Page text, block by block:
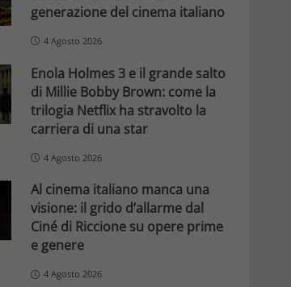
generazione del cinema italiano
4 Agosto 2026
Enola Holmes 3 e il grande salto
di Millie Bobby Brown: come la
trilogia Netflix ha stravolto la
carriera di una star
4 Agosto 2026
Al cinema italiano manca una
visione: il grido d’allarme dal
Ciné di Riccione su opere prime
e genere
4 Agosto 2026